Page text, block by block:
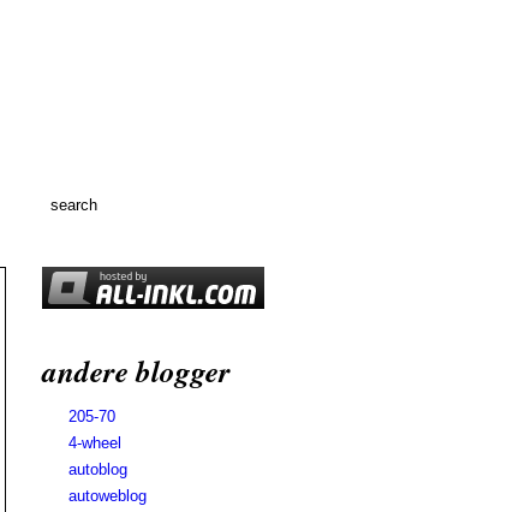
andere blogger
205-70
4-wheel
autoblog
autoweblog